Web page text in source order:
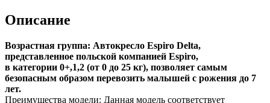
Описание
Возрастная группа: Автокресло Espiro Delta,
представленное польской компанией Espiro,
в категории 0+,1,2 (от 0 до 25 кг), позволяет самым
безопасным образом перевозить малышей с рожения до 7
лет.
Преимущества модели: Данная модель соответствует